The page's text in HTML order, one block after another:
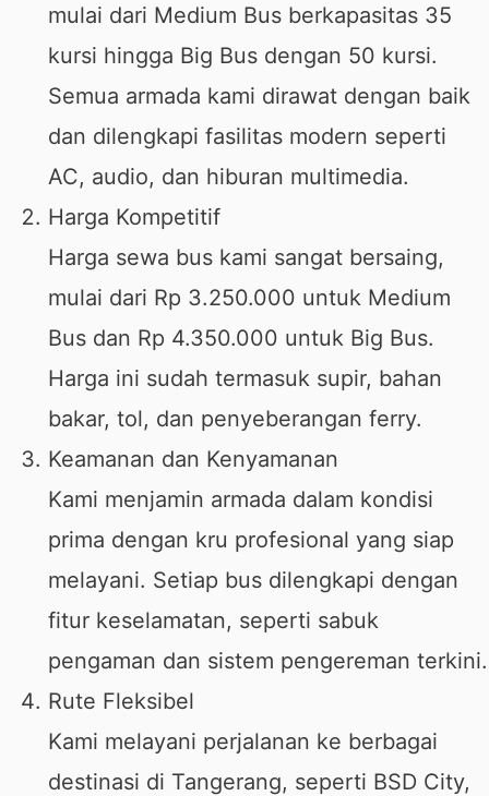
mulai dari Medium Bus berkapasitas 35
kursi hingga Big Bus dengan 50 kursi.
Semua armada kami dirawat dengan baik
dan dilengkapi fasilitas modern seperti
AC, audio, dan hiburan multimedia.
Harga Kompetitif
Harga sewa bus kami sangat bersaing,
mulai dari Rp 3.250.000 untuk Medium
Bus dan Rp 4.350.000 untuk Big Bus.
Harga ini sudah termasuk supir, bahan
bakar, tol, dan penyeberangan ferry.
Keamanan dan Kenyamanan
Kami menjamin armada dalam kondisi
prima dengan kru profesional yang siap
melayani. Setiap bus dilengkapi dengan
fitur keselamatan, seperti sabuk
pengaman dan sistem pengereman terkini.
Rute Fleksibel
Kami melayani perjalanan ke berbagai
destinasi di Tangerang, seperti BSD City,